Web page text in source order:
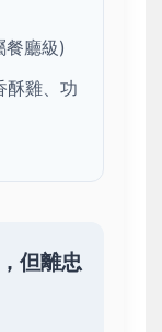
廳級)
酥雞、功
但離忠